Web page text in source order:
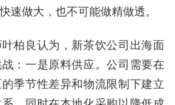
速做大，也不可能做精做透。
柏良认为，新茶饮公司出海面
：一是原料供应。公司需要在
季节性差异和物流限制下建立